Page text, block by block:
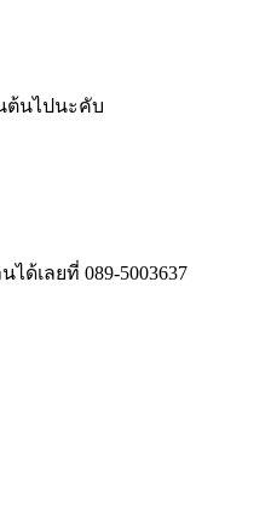
ต้นไปนะคับ
ด้เลยที่ 089-5003637